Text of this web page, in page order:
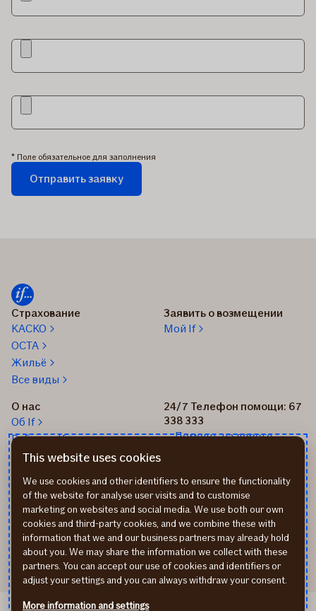
* Поле обязательное для заполнения
Отправить заявку
Страхование
КАСКО
OCTA
Жильё
Все виды
Заявить о возмещении
Мой If
О нас
Об If
Работа в If
Новости
24/7 Телефон помощи: 67
338 333
Помощь на дороге
Наши офисы
Дистрибьюторы
страхования If
Реквизиты
This website uses cookies
We use cookies and other identifiers to ensure the functionality
of the website for analyse user visits and to customise
marketing on websites and social media. We use both our own
cookies and third-party cookies, and we combine these with
information that we and our business partners may already hold
about you. We may share the information we collect with these
partners. You can accept our use of cookies and identifiers or
adjust your settings and you can always withdraw your consent.
More information and settings